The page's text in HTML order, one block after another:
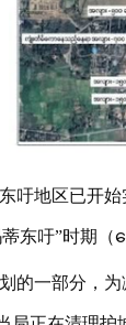
吁地区已开
蒂东吁”时期
的一部分，